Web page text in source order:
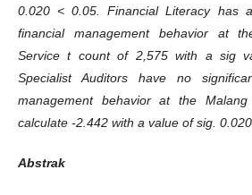
0.020 < 0.05. Financial Literacy has
financial management behavior at
Service t count of 2,575 with a sig
Specialist Auditors have no
management behavior at the
calculate -2.442 with a value of sig.
Abstrak